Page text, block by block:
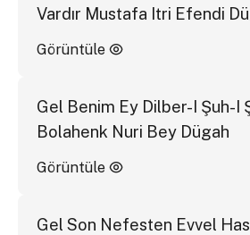
Vardır Mustafa Itri Efendi
Görüntüle
Gel Benim Ey Dilber-I Şuh-I
Bolahenk Nuri Bey Dügah
Görüntüle
Gel Son Nefesten Evvel